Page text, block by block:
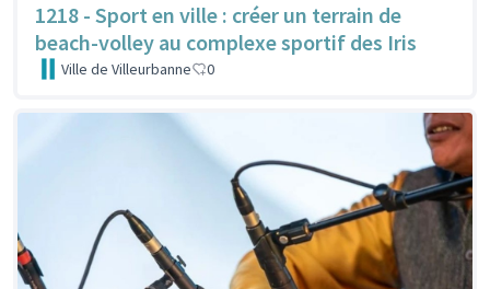
1218 - Sport en ville : créer un terrain de
beach-volley au complexe sportif des Iris
Ville de Villeurbanne 0